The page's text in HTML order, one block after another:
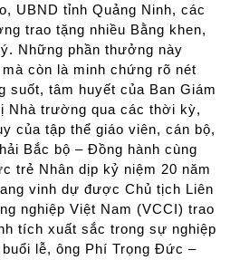
UBND tỉnh Quảng Ninh, các
trao tặng nhiều Bằng khen,
Những phần thưởng này
còn là minh chứng rõ nét
suốt, tâm huyết của Ban Giám
Nhà trường qua các thời kỳ,
của tập thể giáo viên, cán bộ,
Bắc bộ – Đồng hành cùng
trẻ Nhân dịp kỷ niệm 20 năm
vinh dự được Chủ tịch Liên
nghiệp Việt Nam (VCCI) trao
tích xuất sắc trong sự nghiệp
lễ, ông Phí Trọng Đức –